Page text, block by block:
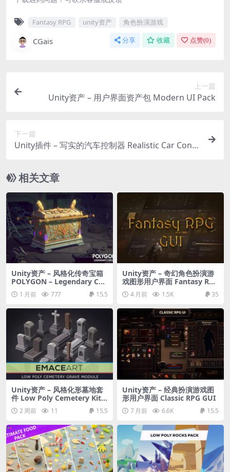
Fantasy RPG unity资产 角色扮演游戏
CGais 分享 收藏 点赞(0)
上一篇
Unity资产 – 用户界面资产包 Modern UI Pack
下一篇
Unity插件 – 写实的汽车控制器 Realistic Car Contr
相关文章
Unity资产 – 风格化传奇宝箱
POLYGON – Legendary Che
st 1 月前 777 15.5
Unity资产 – 奇幻角色扮演游
戏图形用户界面 Fantasy RPG
GUI4 月前 1.5K 35
Unity资产 – 风格化形墓地套
件 Low Poly Cemetery Kit:
NecroPOLY – Graves Modul
e 2 周前 11 15.5
Unity资产 – 经典扮演游戏图
形用户界面 Classic RPG GUI
7 月前 6.6K 15.5